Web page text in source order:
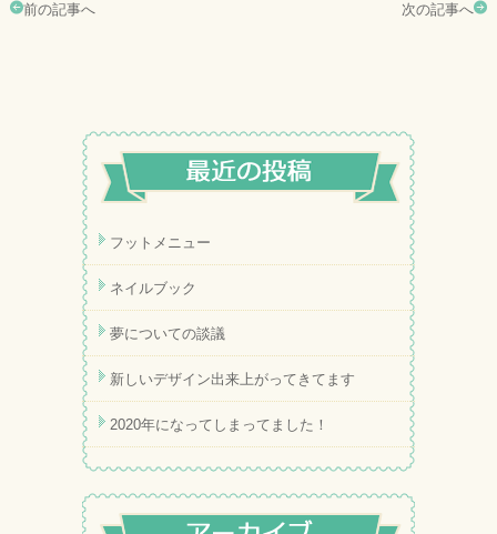
前の記事へ 次の記事へ
フットメニュー
ネイルブック
夢についての談議
新しいデザイン出来上がってきてます
2020年になってしまってました！